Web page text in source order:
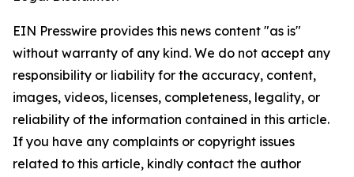
EIN Presswire provides this news content "as is"
without warranty of any kind. We do not accept any
responsibility or liability for the accuracy, content,
images, videos, licenses, completeness, legality, or
reliability of the information contained in this article.
If you have any complaints or copyright issues
related to this article, kindly contact the author